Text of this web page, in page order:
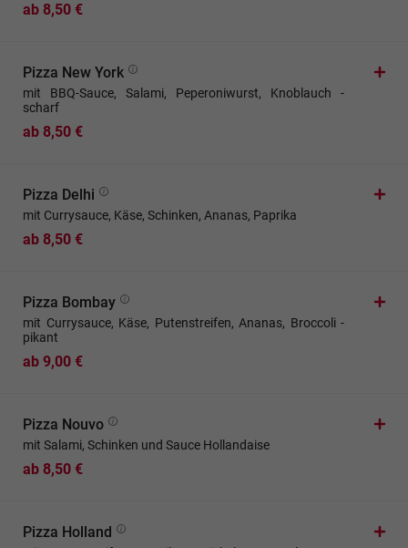
ab 8,50 €
Pizza New York
mit BBQ-Sauce, Salami, Peperoniwurst, Knoblauch -
scharf
ab 8,50 €
Pizza Delhi
mit Currysauce, Käse, Schinken, Ananas, Paprika
ab 8,50 €
Pizza Bombay
mit Currysauce, Käse, Putenstreifen, Ananas, Broccoli -
pikant
ab 9,00 €
Pizza Nouvo
mit Salami, Schinken und Sauce Hollandaise
ab 8,50 €
Pizza Holland